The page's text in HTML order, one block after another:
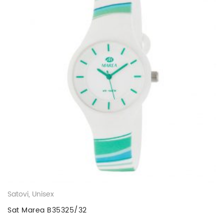
Satovi, Unisex
Sat Marea B35325/32